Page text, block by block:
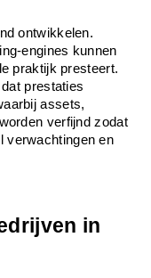
ontwikkelen.
engines kunnen
praktijk presteert.
prestaties
assets,
verfijnd zodat
verwachtingen en
in